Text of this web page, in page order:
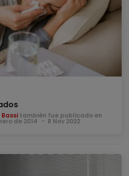
también fue publicado en
de 2014 8 Nov 2022